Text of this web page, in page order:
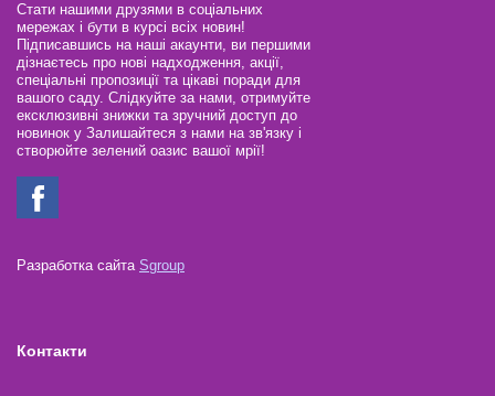
Стати нашими друзями в соціальних
мережах і бути в курсі всіх новин!
Підписавшись на наші акаунти, ви першими
дізнаєтесь про нові надходження, акції,
спеціальні пропозиції та цікаві поради для
вашого саду. Слідкуйте за нами, отримуйте
ексклюзивні знижки та зручний доступ до
новинок у Залишайтеся з нами на зв'язку і
створюйте зелений оазис вашої мрії!
Разработка сайта Sgroup
Контакти